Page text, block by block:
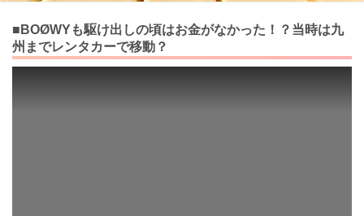
■BOØWYも駆け出しの頃はお金がなかった！？当時は九
州までレンタカーで移動？